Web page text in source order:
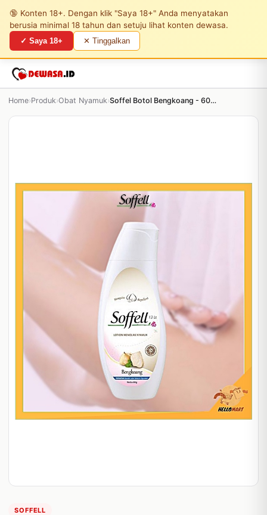
🔞 Konten 18+. Dengan klik "Saya 18+" Anda menyatakan
berusia minimal 18 tahun dan setuju lihat konten dewasa.
✓ Saya 18+ ✕ Tinggalkan
Home›Produk›Obat Nyamuk› Soffel Botol Bengkoang - 60 gr
SOFFELL